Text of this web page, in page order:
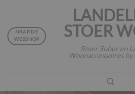
inhoud
STOER
Stoer Sober en
Woonaccessoires
NAAR DE
WEBSHOP